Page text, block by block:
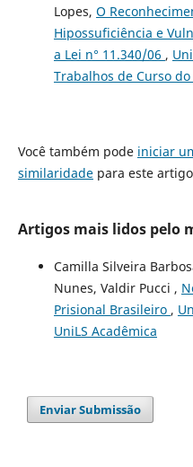
Lopes, O
Hipossuficiência e
a Lei n° 11.340/06 ,
Trabalhos de Curso
Você também pode iniciar
similaridadepara este
Artigos mais lidos pelo
Camilla Silveira
Nunes, Valdir Pucci ,
Prisional Brasileiro ,
UniLS Acadêmica
Enviar Submissão